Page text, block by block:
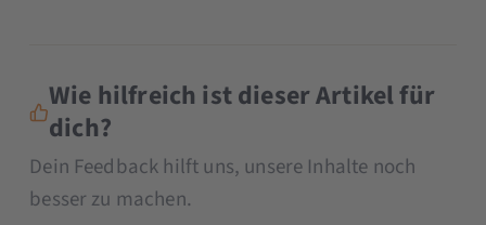
Wie hilfreich ist dieser Artikel für
dich?
Dein Feedback hilft uns, unsere Inhalte noch
besser zu machen.